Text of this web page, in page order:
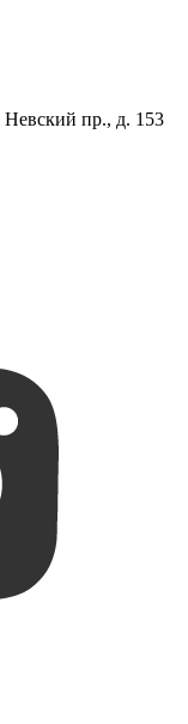
Невский пр., д. 153